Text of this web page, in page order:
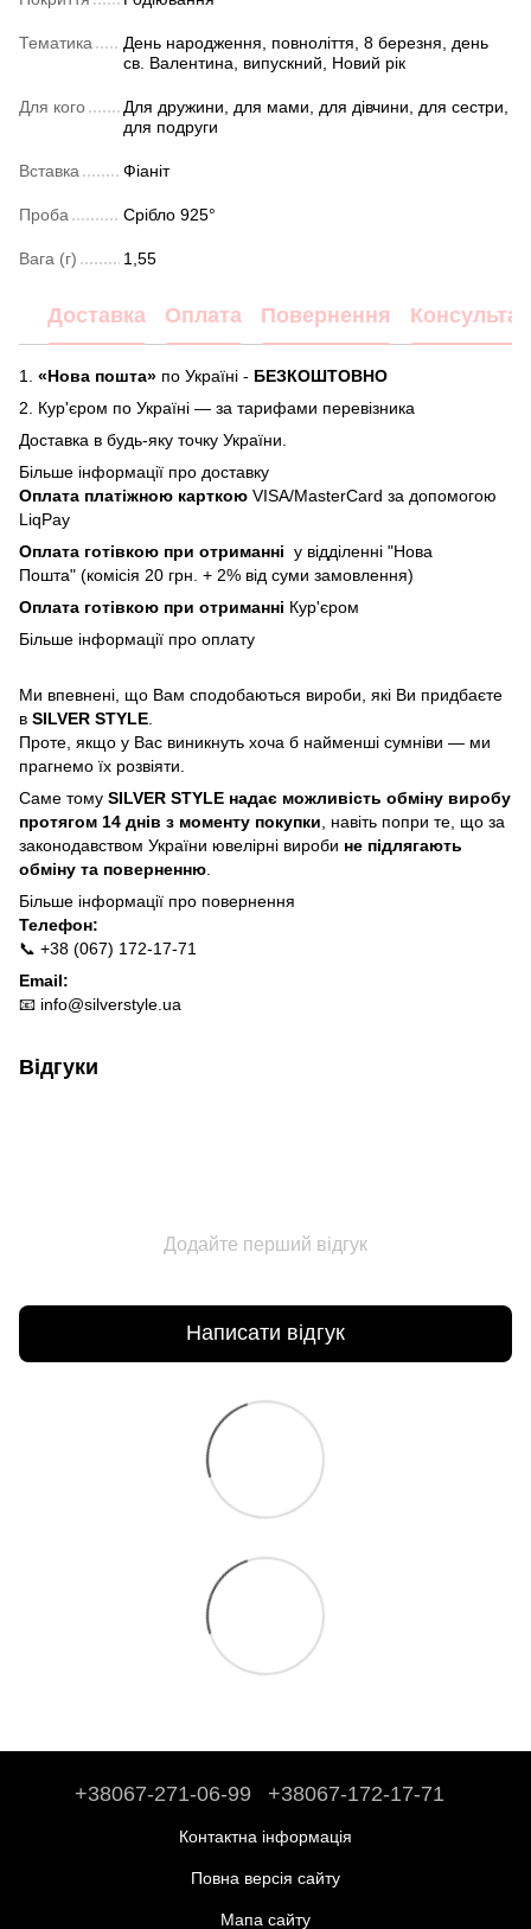
Тематика
День народження, повноліття, 8 березня, день
св. Валентина, випускний, Новий рік
Для кого
Для дружини, для мами, для дівчини, для сестри,
для подруги
Вставка Фіаніт
Проба Срібло 925°
Вага (г) 1,55
Доставка Оплата Повернення
1. «Нова пошта» по Україні - БЕЗКОШТОВНО
2.
Кур'єром по Україні — за тарифами перевізника
Доставка в будь-яку точку України.
Більше інформації про доставку
Оплата платіжною карткою VISA/MasterCard за допомогою
LiqPay
Оплата готівкою при отриманні у відділенні "Нова
Пошта" (комісія 20 грн. + 2% від суми замовлення)
Оплата готівкою при отриманні Кур'єром
Більше інформації про оплату
Ми впевнені, що Вам сподобаються вироби, які Ви придбаєте
в SILVER STYLE
Проте, якщо у Вас виникнуть хоча б найменші сумніви — ми
прагнемо їх розвіяти.
Саме тому SILVER STYLE надає можливість обміну виробу
протягом 14 днів з моменту покупки , навіть попри те, що за
законодавством України ювелірні вироби не підлягають
обміну та поверненню
Більше інформації про повернення
Телефон:
📞 +38 (067) 172-17-71
Email:
📧 info@silverstyle.ua
Відгуки
Додайте перший відгук
Написати відгук
+38067-271-06-99 +38067-172-17-71
Контактна інформація
Повна версія сайту
Мапа сайту